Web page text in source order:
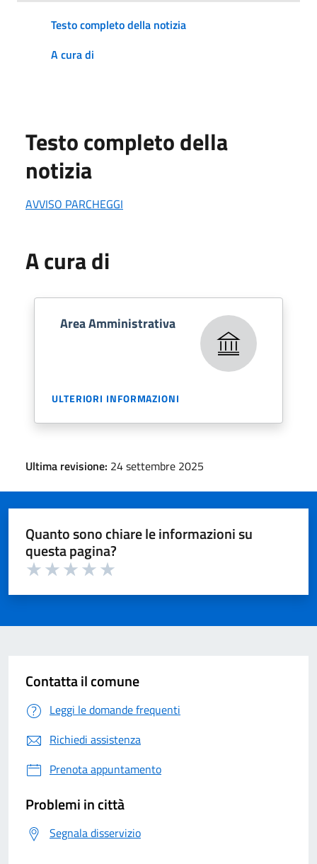
Testo completo della notizia
A cura di
Testo completo della
notizia
AVVISO PARCHEGGI
A cura di
Area Amministrativa
ULTERIORI INFORMAZIONI
Ultima revisione: 24 settembre 2025
Quanto sono chiare le informazioni su
questa pagina?
Contatta il comune
Leggi le domande frequenti
Richiedi assistenza
Prenota appuntamento
Problemi in città
Segnala disservizio